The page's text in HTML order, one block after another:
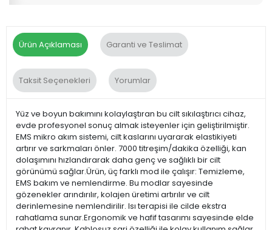
Ürün Açıklaması Garanti ve Teslimat
Taksit Seçenekleri Yorumlar
Yüz ve boyun bakımını kolaylaştıran bu cilt sıkılaştırıcı cihaz,
evde profesyonel sonuç almak isteyenler için geliştirilmiştir.
EMS mikro akım sistemi, cilt kaslarını uyararak elastikiyeti
artırır ve sarkmaları önler. 7000 titreşim/dakika özelliği, kan
dolaşımını hızlandırarak daha genç ve sağlıklı bir cilt
görünümü sağlar.Ürün, üç farklı mod ile çalışır: Temizleme,
EMS bakım ve nemlendirme. Bu modlar sayesinde
gözenekler arındırılır, kolajen üretimi artırılır ve cilt
derinlemesine nemlendirilir. Isı terapisi ile cilde ekstra
rahatlama sunar.Ergonomik ve hafif tasarımı sayesinde elde